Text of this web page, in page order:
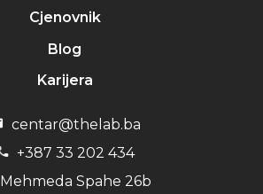
Cjenovnik
Blog
Karijera
centar@thelab.ba
+387 33 202 434
Mehmeda Spahe 26b